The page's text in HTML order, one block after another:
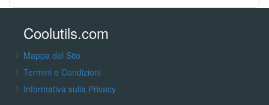
Coolutils.com
Mappa del Sito
Termini e Condizioni
Informativa sulla Privacy